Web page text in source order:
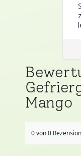
Mango
0 von 0